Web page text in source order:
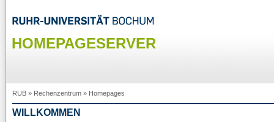
HOMEPAGESERVER
RUB » Rechenzentrum » Homepages
WILLKOMMEN